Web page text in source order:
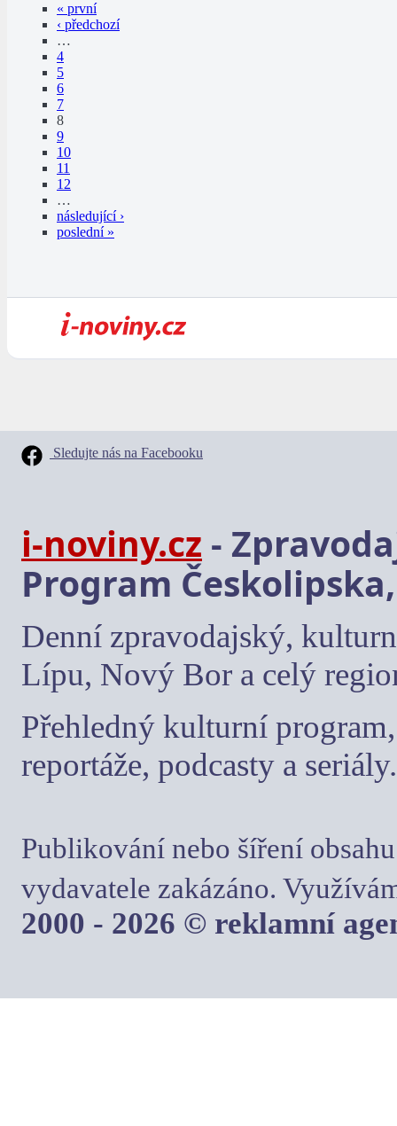
« první
‹ předchozí
…
4
5
6
7
8
9
10
11
12
…
následující ›
poslední »
Sledujte nás na Facebooku
i-noviny.cz -
Program
Denní zpravodajský,
Lípu, Nový Bor a celý
Přehledný kulturní
reportáže, podcasty a seriály.
Publikování nebo šíření
vydavatele zakázáno.
2000 - 2026 © reklamní